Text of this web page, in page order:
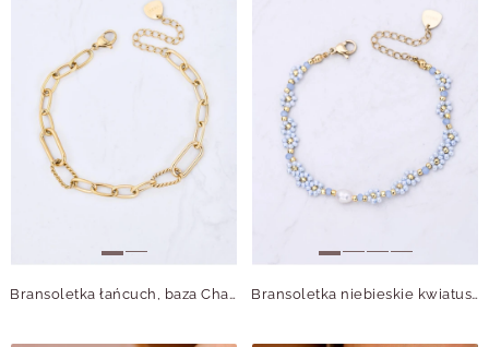
Bransoletka łańcuch, baza Charms, stal pozłacana S110374Z00 Bransoletka niebieskie kwiatuszki, stal pozłacana S112492Z04